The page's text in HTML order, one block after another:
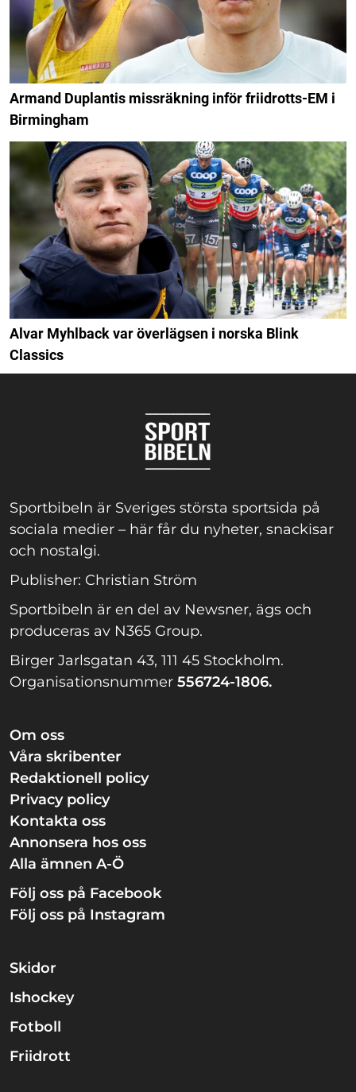
Armand Duplantis missräkning inför friidrotts-EM i
Birmingham
Alvar Myhlback var överlägsen i norska Blink
Classics
Sportbibeln är Sveriges största sportsida på
sociala medier – här får du nyheter, snackisar
och nostalgi.
Publisher: Christian Ström
Sportbibeln är en del av Newsner, ägs och
produceras av N365 Group.
Birger Jarlsgatan 43, 111 45 Stockholm.
Organisationsnummer 556724-1806.
Om oss
Våra skribenter
Redaktionell policy
Privacy policy
Kontakta oss
Annonsera hos oss
Alla ämnen A-Ö
Följ oss på Facebook
Följ oss på Instagram
Skidor
Ishockey
Fotboll
Friidrott